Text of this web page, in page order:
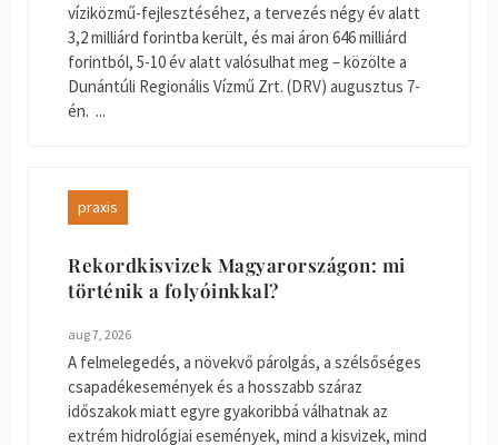
víziközmű-fejlesztéséhez, a tervezés négy év alatt
3,2 milliárd forintba került, és mai áron 646 milliárd
forintból, 5-10 év alatt valósulhat meg – közölte a
Dunántúli Regionális Vízmű Zrt. (DRV) augusztus 7-
én. ...
praxis
Rekordkisvizek Magyarországon: mi
történik a folyóinkkal?
aug 7, 2026
A felmelegedés, a növekvő párolgás, a szélsőséges
csapadékesemények és a hosszabb száraz
időszakok miatt egyre gyakoribbá válhatnak az
extrém hidrológiai események, mind a kisvizek, mind